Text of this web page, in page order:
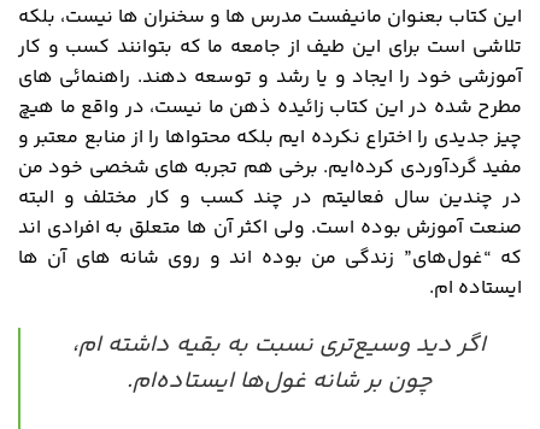
این کتاب بعنوان مانیفست مدرس ها و سخنران ها نیست، بلکه
تلاشی است برای این طیف از جامعه ما که بتوانند کسب و کار
آموزشی خود را ایجاد و یا رشد و توسعه دهند. راهنمائی های
مطرح شده در این کتاب زائیده ذهن ما نیست، در واقع ما هیچ
چیز جدیدی را اختراع نکرده ایم بلکه محتواها را از منابع معتبر و
مفید گردآوردی کرده‌ایم. برخی هم تجربه های شخصی خود من
در چندین سال فعالیتم در چند کسب و کار مختلف و البته
صنعت آموزش بوده است. ولی اکثر آن ها متعلق به افرادی اند
که “غول‌های” زندگی من بوده اند و روی شانه های آن ها
ایستاده ام.
اگر دید وسیع‌تری نسبت به بقیه داشته ام،
چون بر شانه غول‌ها ایستاده‌ام.